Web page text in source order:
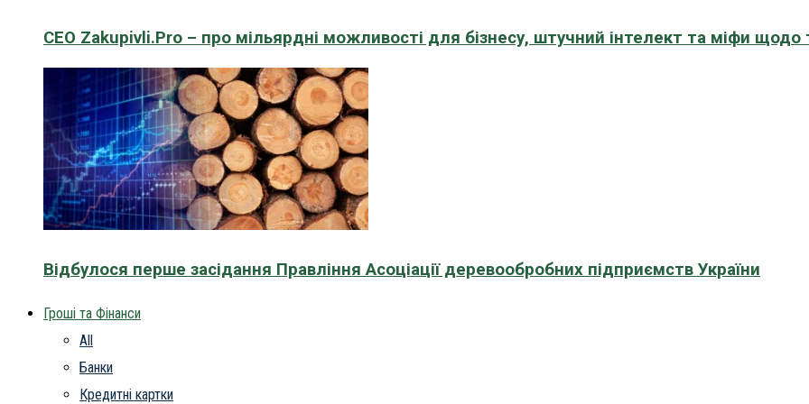
CEO Zakupivli.Pro – про мільярдні можливості для бізнесу, штучний інтелект та міфи щодо
Відбулося перше засідання Правління Асоціації деревообробних підприємств України
Гроші та Фінанси
All
Банки
Кредитні картки